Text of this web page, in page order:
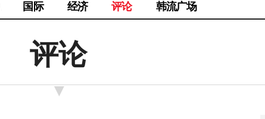
国际 经济 评论 韩流广场
评论